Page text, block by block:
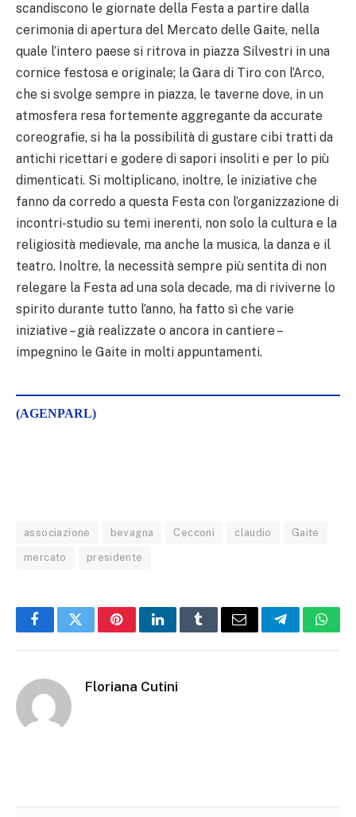
scandiscono le giornate della Festa a partire dalla
cerimonia di apertura del Mercato delle Gaite, nella
quale l’intero paese si ritrova in piazza Silvestri in una
cornice festosa e originale; la Gara di Tiro con l’Arco,
che si svolge sempre in piazza, le taverne dove, in un
atmosfera resa fortemente aggregante da accurate
coreografie, si ha la possibilità di gustare cibi tratti da
antichi ricettari e godere di sapori insoliti e per lo più
dimenticati. Si moltiplicano, inoltre, le iniziative che
fanno da corredo a questa Festa con l’organizzazione di
incontri-studio su temi inerenti, non solo la cultura e la
religiosità medievale, ma anche la musica, la danza e il
teatro. Inoltre, la necessità sempre più sentita di non
relegare la Festa ad una sola decade, ma di riviverne lo
spirito durante tutto l’anno, ha fatto sì che varie
iniziative – già realizzate o ancora in cantiere –
impegnino le Gaite in molti appuntamenti.
(AGENPARL)
associazione bevagna Cecconi claudio Gaite
mercato presidente
FacebookTwitterPinterestLinkedInTumblrEmail Telegram
Floriana Cutini